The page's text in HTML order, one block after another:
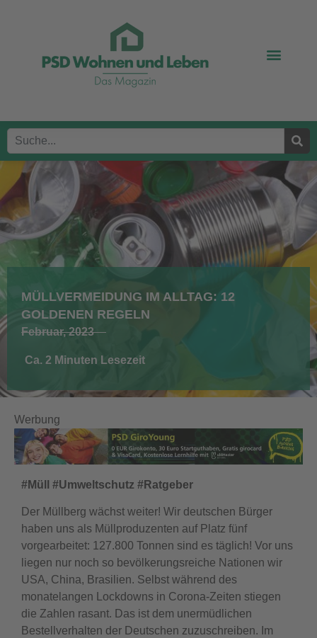
MÜLLVERMEIDUNG IM ALLTAG: 12
GOLDENEN REGELN
Februar, 2023
Ca. 2 Minuten Lesezeit
Werbung
#Müll #Umweltschutz #Ratgeber
Der Müllberg wächst weiter! Wir deutschen Bürger
haben uns als Müllproduzenten auf Platz fünf
vorgearbeitet: 127.800 Tonnen sind es täglich! Vor uns
liegen nur noch so bevölkerungsreiche Nationen wir
USA, China, Brasilien. Selbst während des
monatelangen Lockdowns in Corona-Zeiten stiegen
die Zahlen rasant. Das ist dem unermüdlichen
Bestellverhalten der Deutschen zuzuschreiben. Im